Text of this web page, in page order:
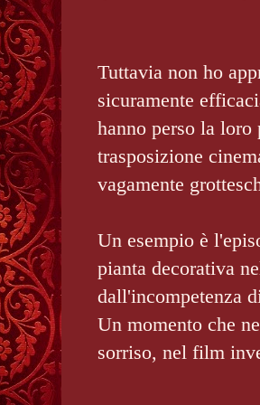
Tuttavia non ho
sicuramente
hanno perso la loro
trasposizione
vagamente
Un esempio è
pianta decorativa
dall'incompetenza
Un momento che
sorriso, nel film